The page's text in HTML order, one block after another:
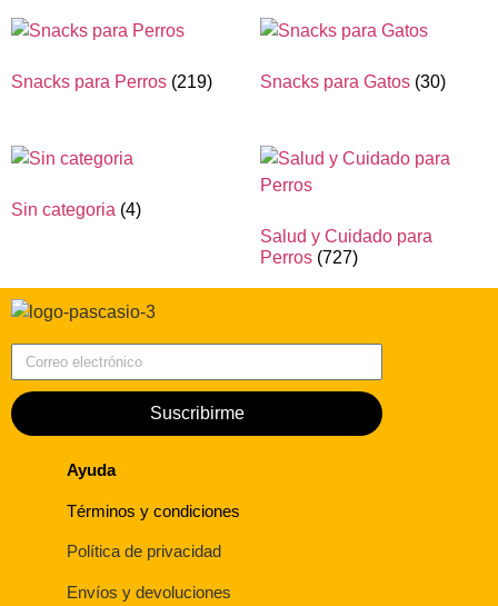
Snacks para Perros (219) Snacks para Gatos (30)
Sin categoria (4)
Salud y Cuidado para
Perros (727)
Suscribirme
Ayuda
Términos y condiciones
Política de privacidad
Envíos y devoluciones